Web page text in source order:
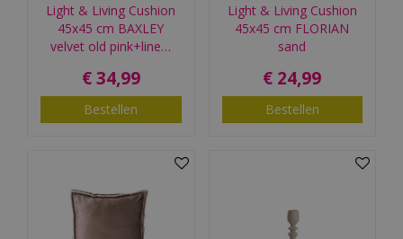
Light & Living Cushion
45x45 cm BAXLEY
velvet old pink+line…
€ 34,99
Bestellen
Light & Living Cushion
45x45 cm FLORIAN
sand
€ 24,99
Bestellen